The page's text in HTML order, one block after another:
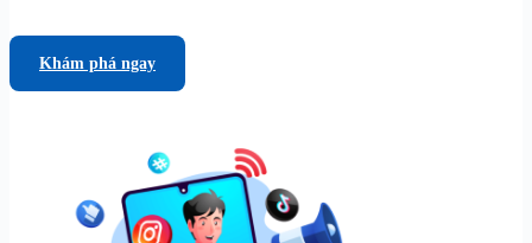
Khám phá ngay